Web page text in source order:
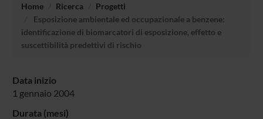
Home Ricerca
Progetti
Esposizione ambientale ed occupazionale a benzene:
identificazione di biomarcatori di esposizione, effetto e
suscettibilità predettivi di rischio
Data inizio
1 gennaio 2004
Durata (mesi)